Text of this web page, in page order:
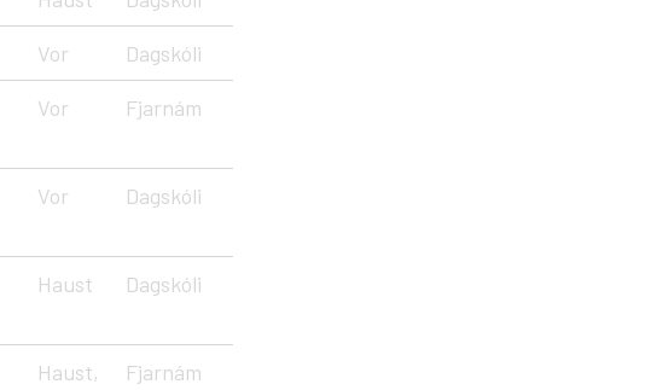
Vor Dagskóli
Vor Fjarnám
Vor Dagskóli
Haust Dagskóli
Haust,
Fjarnám